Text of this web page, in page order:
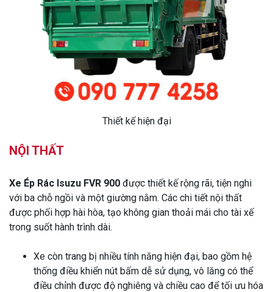
Thiết kế hiện đại
NỘI THẤT
Xe Ép Rác Isuzu FVR 900 được thiết kế rộng rãi, tiện nghi
với ba chỗ ngồi và một giường nằm. Các chi tiết nội thất
được phối hợp hài hòa, tạo không gian thoải mái cho tài xế
trong suốt hành trình dài.
Xe còn trang bị nhiều tính năng hiện đại, bao gồm hệ
thống điều khiển nút bấm dễ sử dụng, vô lăng có thể
điều chỉnh được độ nghiêng và chiều cao để tối ưu hóa